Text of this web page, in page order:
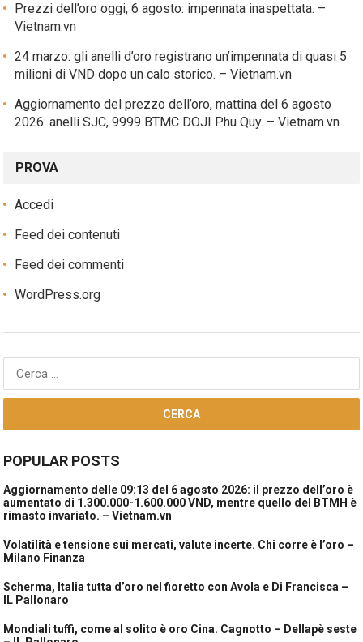
Prezzi dell’oro oggi, 6 agosto: impennata inaspettata. –
Vietnam.vn
24 marzo: gli anelli d’oro registrano un’impennata di quasi 5
milioni di VND dopo un calo storico. – Vietnam.vn
Aggiornamento del prezzo dell’oro, mattina del 6 agosto
2026: anelli SJC, 9999 BTMC DOJI Phu Quy. – Vietnam.vn
PROVA
Accedi
Feed dei contenuti
Feed dei commenti
WordPress.org
Ricerca
per:
POPULAR POSTS
Aggiornamento delle 09:13 del 6 agosto 2026: il prezzo dell’oro è
aumentato di 1.300.000-1.600.000 VND, mentre quello del BTMH è
rimasto invariato. – Vietnam.vn
Volatilità e tensione sui mercati, valute incerte. Chi corre è l’oro –
Milano Finanza
Scherma, Italia tutta d’oro nel fioretto con Avola e Di Francisca –
IL Pallonaro
Mondiali tuffi, come al solito è oro Cina. Cagnotto – Dellapè seste